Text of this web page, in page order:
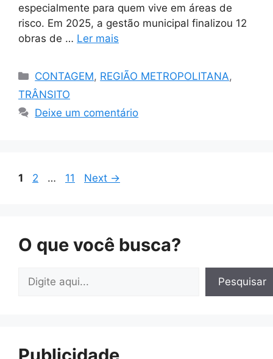
especialmente para quem vive em áreas de
risco. Em 2025, a gestão municipal finalizou 12
obras de … Ler mais
Categorias
CONTAGEM, REGIÃO METROPOLITANA,
TRÂNSITO
Deixe um comentário
Page
1 Page
2 … Page
11 Next →
O que você busca?
Pesquisar
Pesquisar